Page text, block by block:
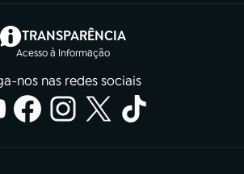
TRANSPARÊNCIA
Acesso à Informação
(abre em nova aba)
nos nas redes sociais